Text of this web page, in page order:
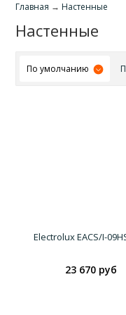
Главная → Настенные
Настенные
По умолчанию
Electrolux EACS/I-
23 670 руб